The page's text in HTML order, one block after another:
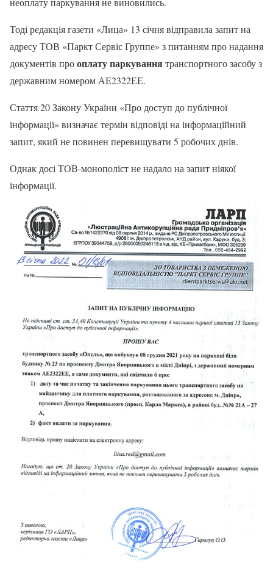
Тоді редакція газети «Лица» 13 січня відправила запит на
адресу ТОВ «Паркт Сервіс Группе» з питанням про надання
документів прооплату паркуваннятранспортного засобу з
державним номером АЕ2322ЕЕ.
Стаття 20 Закону України «Про доступ до публічної
інформації» визначає термін відповіді на інформаційний
запит, який не повинен перевищувати 5 робочих днів.
Однак досі ТОВ-монополіст не надало на запит ніякої
інформації.